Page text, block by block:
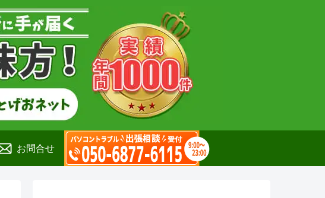
お問合せ